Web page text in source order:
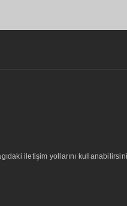
iletişim yollarını